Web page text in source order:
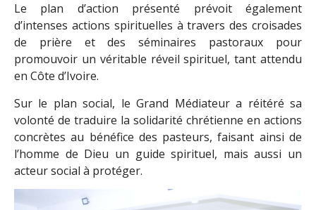
Le plan d’action présenté prévoit également
d’intenses actions spirituelles à travers des croisades
de prière et des séminaires pastoraux pour
promouvoir un véritable réveil spirituel, tant attendu
en Côte d’Ivoire.
Sur le plan social, le Grand Médiateur a réitéré sa
volonté de traduire la solidarité chrétienne en actions
concrètes au bénéfice des pasteurs, faisant ainsi de
l’homme de Dieu un guide spirituel, mais aussi un
acteur social à protéger.